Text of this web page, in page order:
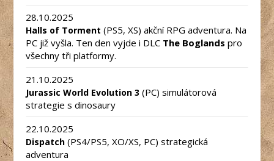
28.10.2025
Halls of Torment (PS5, XS) akční RPG adventura. Na
PC již vyšla. Ten den vyjde i DLC The Boglandspro
všechny tři platformy.
21.10.2025
Jurassic World Evolution 3 (PC) simulátorová
strategie s dinosaury
22.10.2025
Dispatch (PS4/PS5, XO/XS, PC) strategická
adventura